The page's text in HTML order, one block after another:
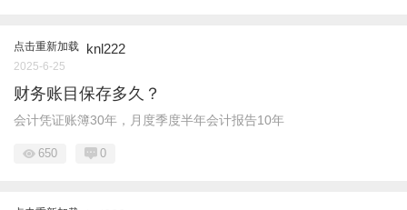
点击重新加载 knl222
2025-6-25
财务账目保存多久？
会计凭证账簿30年，月度季度半年会计报告10年
650 0